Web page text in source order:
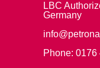
LBC
Germany
Phone: 0176